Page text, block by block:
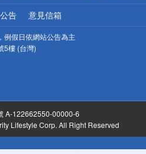
告 意見信箱
例假日依網站公告為主
5樓 (台灣)
A-122662550-00000-6
Lifestyle Corp. All Right Reserved